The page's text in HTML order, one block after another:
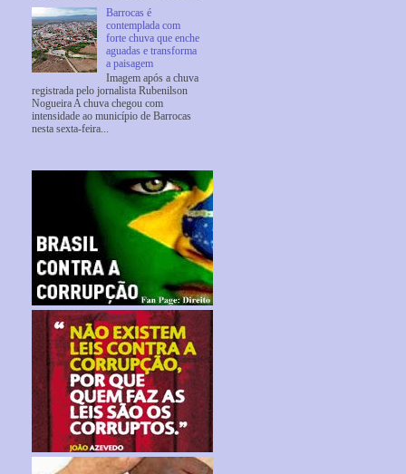
Barrocas é
contemplada com
forte chuva que enche
aguadas e transforma
a paisagem
Imagem após a chuva
registrada pelo jornalista Rubenilson
Nogueira A chuva chegou com
intensidade ao município de Barrocas
nesta sexta-feira...